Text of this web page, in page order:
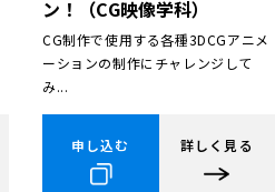
ン！（CG映像学科）
CG制作で使用する各種3DCGアニメ
ーションの制作にチャレンジして
み...
申し込む 詳しく見る